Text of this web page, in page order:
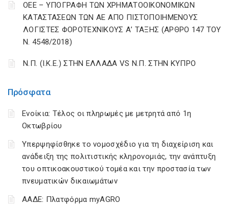
Πρόσφατα
Ενοίκια: Τέλος οι πληρωμές με μετρητά από 1η
Οκτωβρίου
Υπερψηφίσθηκε το νομοσχέδιο για τη διαχείριση και
ανάδειξη της πολιτιστικής κληρονομιάς, την ανάπτυξη
του οπτικοακουστικού τομέα και την προστασία των
πνευματικών δικαιωμάτων
ΑΑΔΕ: Πλατφόρμα myAGRO
ΟΕΕ – ΥΠΟΓΡΑΦΗ ΤΩΝ ΧΡΗΜΑΤΟΟΙΚΟΝΟΜΙΚΩΝ
ΚΑΤΑΣΤΑΣΕΩΝ ΤΩΝ ΑΕ ΑΠΟ ΠΙΣΤΟΠΟΙΗΜΕΝΟΥΣ
ΛΟΓΙΣΤΕΣ ΦΟΡΟΤΕΧΝΙΚΟΥΣ Α’ ΤΑΞΗΣ (ΑΡΘΡΟ 147 ΤΟΥ
Ν. 4548/2018)
Ν.Π. (Ι.Κ.Ε.) ΣΤΗΝ ΕΛΛΑΔΑ VS Ν.Π. ΣΤΗΝ ΚΥΠΡΟ